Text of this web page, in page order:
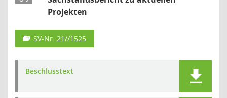
Projekten
SV-Nr. 21//1525
Beschlusstext